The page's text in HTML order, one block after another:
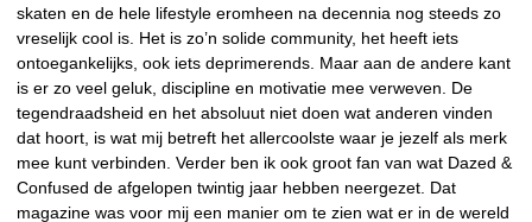
skaten en de hele lifestyle eromheen na decennia nog steeds zo
vreselijk cool is. Het is zo’n solide community, het heeft iets
ontoegankelijks, ook iets deprimerends. Maar aan de andere kant
is er zo veel geluk, discipline en motivatie mee verweven. De
tegendraadsheid en het absoluut niet doen wat anderen vinden
dat hoort, is wat mij betreft het allercoolste waar je jezelf als merk
mee kunt verbinden. Verder ben ik ook groot fan van wat Dazed &
Confused de afgelopen twintig jaar hebben neergezet. Dat
magazine was voor mij een manier om te zien wat er in de wereld